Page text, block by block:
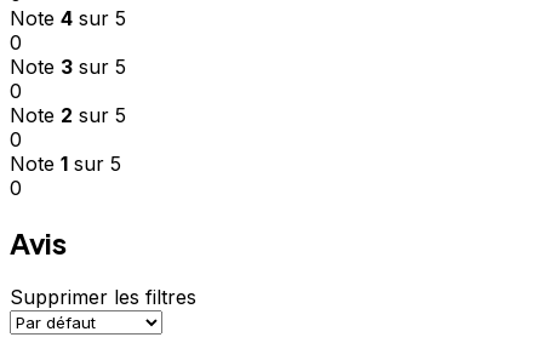
Note 4 sur 5
0
Note 3 sur 5
0
Note 2 sur 5
0
Note 1 sur 5
0
Avis
Supprimer les filtres